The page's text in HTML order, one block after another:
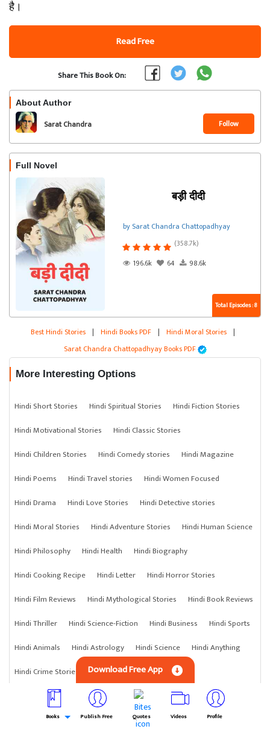
है।
Read Free
Share This Book On:
About Author
Sarat Chandra
Chattopadhyay
Follow
Full Novel
बड़ी दीदी
by Sarat Chandra Chattopadhyay
(358.7k)
196.6k
64 98.6k
Total Episodes : 8
Best Hindi Stories | Hindi Books PDF | Hindi Moral Stories |
Sarat Chandra Chattopadhyay Books PDF
More Interesting Options
Hindi Short Stories Hindi Spiritual Stories
Hindi Fiction Stories
Hindi Motivational Stories
Hindi Classic Stories
Hindi Children Stories
Hindi Comedy stories
Hindi Magazine
Hindi Poems
Hindi Travel stories
Hindi Women Focused
Hindi Drama
Hindi Love Stories
Hindi Detective stories
Hindi Moral Stories
Hindi Adventure Stories
Hindi Human Science
Hindi Philosophy
Hindi Health
Hindi Biography
Hindi Cooking Recipe
Hindi Letter
Hindi Horror Stories
Hindi Film Reviews
Hindi Mythological Stories
Hindi Book Reviews
Hindi Thriller
Hindi Science-Fiction Hindi Business
Hindi Sports
Hindi Animals
Hindi Astrology Hindi Science
Hindi Anything
Hindi Crime Stories
Download Free App
Books Publish Free Quotes Videos Profile